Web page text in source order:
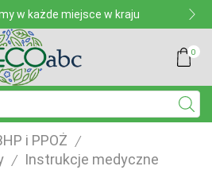
w każde miejsce w kraju
0
i PPOŻ /
/ Instrukcje medyczne